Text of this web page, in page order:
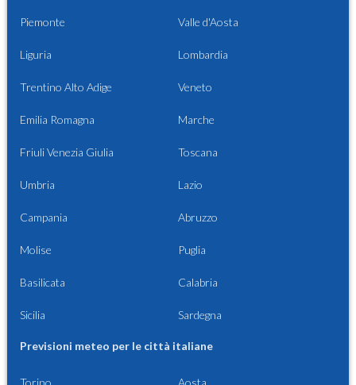
Piemonte Valle d'Aosta
Liguria Lombardia
Trentino Alto Adige Veneto
Emilia Romagna Marche
Friuli Venezia Giulia Toscana
Umbria Lazio
Campania Abruzzo
Molise Puglia
Basilicata Calabria
Sicilia Sardegna
Previsioni meteo per le città italiane